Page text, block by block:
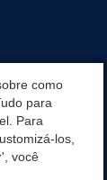
como
para
Para
los,
você